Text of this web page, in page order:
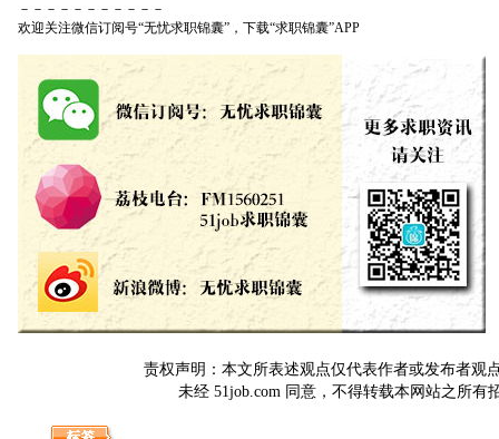
－－－－－－－－－－－
欢迎关注微信订阅号“无忧求职锦囊”，下载“求职锦囊”APP
责权声明：本文所表述观点仅代表作者或发布者观
未经 51job.com 同意，不得转载本网站之所有